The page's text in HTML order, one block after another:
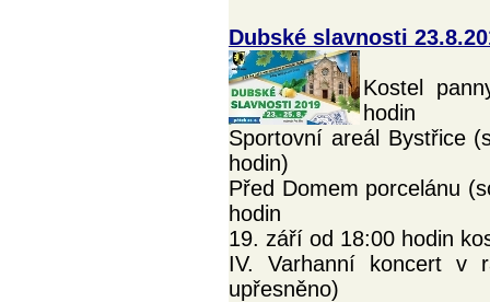
Dubské slavnosti
Kostel
hodin
Sportovní areál Bystřice
hodin)
Před Domem porcelánu
hodin
19. září od 18:00 hodin
IV. Varhanní koncert v
upřesněno)